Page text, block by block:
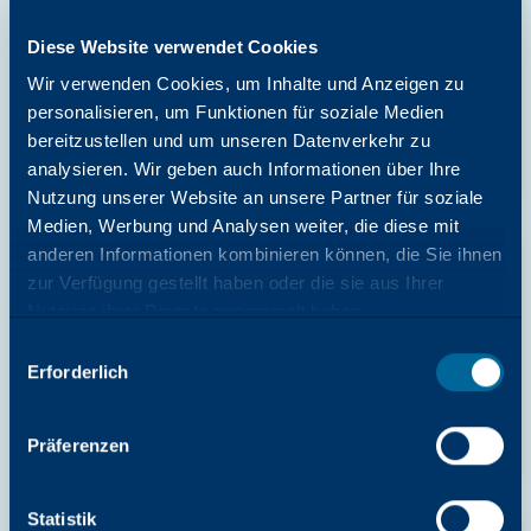
Diese Website verwendet Cookies
Wir verwenden Cookies, um Inhalte und Anzeigen zu
personalisieren, um Funktionen für soziale Medien
bereitzustellen und um unseren Datenverkehr zu
analysieren. Wir geben auch Informationen über Ihre
Nutzung unserer Website an unsere Partner für soziale
Medien, Werbung und Analysen weiter, die diese mit
anderen Informationen kombinieren können, die Sie ihnen
zur Verfügung gestellt haben oder die sie aus Ihrer
mitErforderlich
Präferenzen
Statistik
Network Scan Utility3 Scantreiber
Katun
Download starten
TREIBER
Arivia C2125 & C2130 Windows
Katun